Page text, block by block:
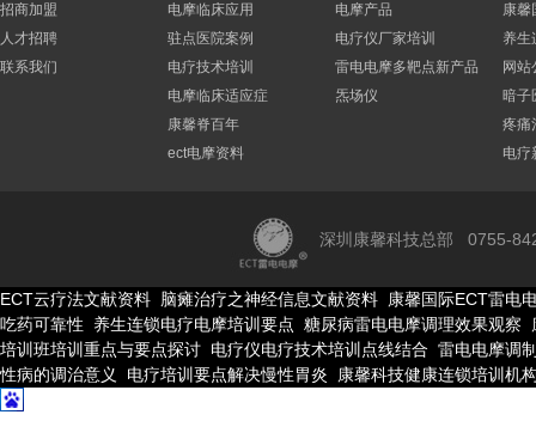
招商加盟
人才招聘
联系我们
电摩临床应用
驻点医院案例
电疗技术培训
电摩临床适应症
康馨脊百年
ect电摩资料
电摩产品
电疗仪厂家培训
雷电电摩多靶点新产品
炁场仪
康馨
养生
网站
暗子
疼痛
电疗
深圳康馨科技总部 0755-
科技属国家一线品牌高新企
ECT云疗法文献资料 脑瘫治疗之神经信息文献资料
康馨国际ECT雷电
吃药可靠性
养生连锁电疗电摩培训要点 糖尿病雷电电摩调理效果观察
培训班培训重点与要点探讨 电疗仪电疗技术培训点线结合 雷电电摩调
性病的调治意义
电疗培训要点解决慢性胃炎 康馨科技健康连锁培训机